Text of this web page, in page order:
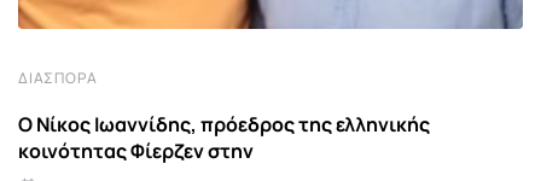
ΔΙΑΣΠΟΡΆ
Ο Νίκος Ιωαννίδης, πρόεδρος της ελληνικής
κοινότητας Φίερζεν στην